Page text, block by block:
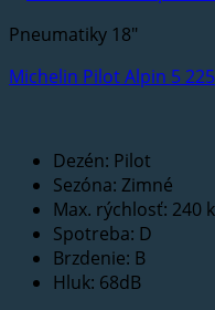
Pneumatiky 18"
Michelin Pilot Alpin 5
Dezén: Pilot
Sezóna: Zimné
Max. rýchlosť: 240
Spotreba: D
Brzdenie: B
Hluk: 68dB